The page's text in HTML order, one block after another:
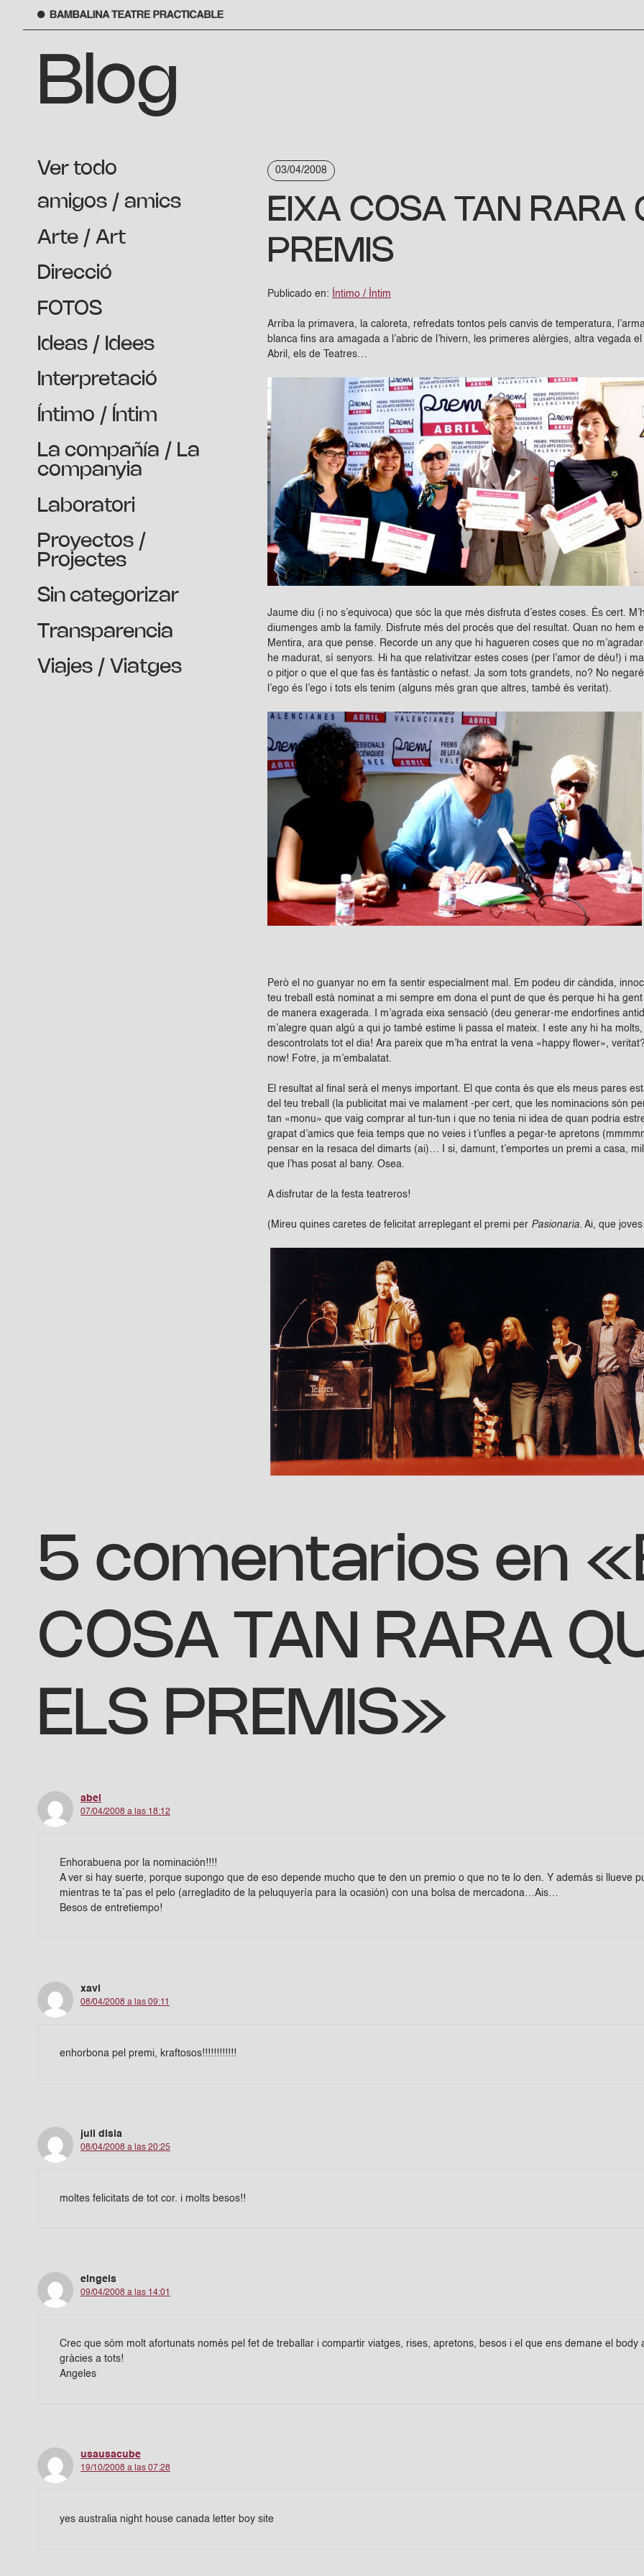
Blog
Ver todo
amigos / amics
Arte / Art
Direcció
FOTOS
Ideas / Idees
Interpretació
Íntimo / Íntim
La compañía / La
companyia
Laboratori
Proyectos /
Projectes
Sin categorizar
Transparencia
Viajes / Viatges
03/04/2008
EIXA COSA TAN RARA
PREMIS
Publicado en: Íntimo / Íntim
Arriba la primavera, la caloreta, refredats tontos pels canvis de temperatura,
blanca fins ara amagada a l’abric de l’hivern, les primeres alèrgies, altra vegada
Abril, els de Teatres…
Jaume diu (i no s’equivoca) que sóc la que més disfruta d’estes coses. És cert.
diumenges amb la family. Disfrute més del procés que del resultat. Quan no
Mentira, ara que pense. Recorde un any que hi hagueren coses que no
he madurat, sí senyors. Hi ha que relativitzar estes coses (per l’amor de déu!) i
o pitjor o que el que fas és fantàstic o nefast. Ja som tots grandets, no? No
l’ego és l’ego i tots els tenim (alguns més gran que altres, també és veritat).
Però el no guanyar no em fa sentir especialment mal. Em podeu dir càndida,
teu treball està nominat a mi sempre em dona el punt de que és perque hi ha
de manera exagerada. I m’agrada eixa sensació (deu generar-me endorfines
m’alegre quan algú a qui jo també estime li passa el mateix. I este any hi ha
descontrolats tot el dia! Ara pareix que m’ha entrat la vena «happy flower»,
now! Fotre, ja m’embalatat.
El resultat al final serà el menys important. El que conta és que els meus pares
del teu treball (la publicitat mai ve malament -per cert, que les nominacions són
tan «monu» que vaig comprar al tun-tun i que no tenia ni idea de quan podria
grapat d’amics que feia temps que no veies i t’unfles a pegar-te apretons
pensar en la resaca del dimarts (ai)… I si, damunt, t’emportes un premi a casa,
que l’has posat al bany. Osea.
A disfrutar de la festa teatreros!
(Mireu quines caretes de felicitat arreplegant el premi per Pasionaria . Ai, que
5 comentarios en
COSA TAN RARA
ELS PREMIS»
abel
07/04/2008 a las 18:12
Enhorabuena por la nominación!!!!
A ver si hay suerte, porque supongo que de eso depende mucho que te den un premio o que no te lo den. Y además si llueve
mientras te ta`pas el pelo (arregladito de la peluquyería para la ocasión) con una bolsa de mercadona…Ais…
Besos de entretiempo!
xavi
08/04/2008 a las 09:11
enhorbona pel premi, kraftosos!!!!!!!!!!!!
juli disla
08/04/2008 a las 20:25
moltes felicitats de tot cor. i molts besos!!
eingels
09/04/2008 a las 14:01
Crec que sóm molt afortunats només pel fet de treballar i compartir viatges, rises, apretons, besos i el que ens demane el
gràcies a tots!
Angeles
usausacube
19/10/2008 a las 07:28
yes australia night house canada letter boy site